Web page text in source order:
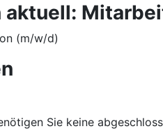
aktuell:
(m/w/d)
Sie keine